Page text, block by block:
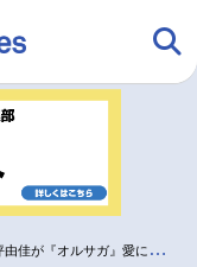
が『オルサガ』愛に溢れるケーキで3周年をお祝い！